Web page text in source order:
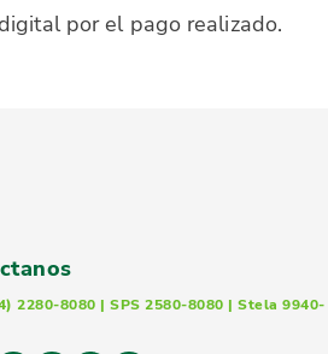
por el pago realizado.
2280-8080 | SPS 2580-8080 | Stela 9940-